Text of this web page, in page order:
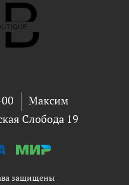
Максим
Слобода 19
защищены